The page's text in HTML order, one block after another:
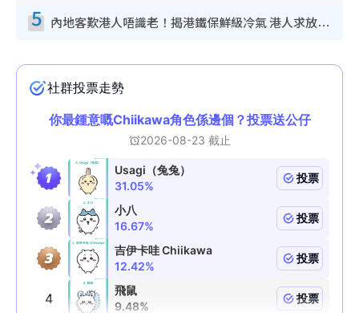
5 內地客歎港人唔識老！揭港鐵保鮮級冷氣 港人求放過：咪投訴